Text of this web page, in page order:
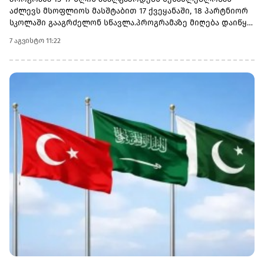
აძლევს მსოფლიოს მასშტაბით 17 ქვეყანაში, 18 პარტნიორ
სკოლაში გააგრძელონ სწავლა.პროგრამაზე მიღება დაიწყო
ეწვიეთ ვებგვერდს. ინფორმაციისთვის, გაერთიანებული
მსოფლიო სკოლები (UWC) წარმოადგენს საერთაშორისო
რომლის მიზანია, განათლება გამოიყენოს როგორც ძალა
გზით შეუწყოს ხელი მშვიდობიანი და მდგრადი მომავლის
შექმნას. UWC მსოფლიოს სხვადასხვა კონტინენტის 18
საერთაშორისო სკოლასა და კოლეჯს აერთიანებს.
პროგრამის ფარგლებში სწავლება მიმდინარეობს 17
სხვადასხვა ქვეყანაში, მათ შორის − კანადაში, აშშ-ში,
ჩინეთში, იაპონიაში, ტაილანდში, გერმანიასა და
იტალიაში.საქართველოს ბანკმა UWC Georgia-სთან
თანამშრომლობა 2025 წელს დაიწყო და უკვე გამოავლინა 2
სტიპენდიატი. საქართველოს ბანკის მხარდაჭერით,
ქართველ მოსწავლეებს აქვთ უნიკალური შესაძლებლობა,
დაეუფლონ საერთაშორისო ბაკალავრიატის (IB) პროგრამას
განხორციელებული საგანმანათლებლო პროგრამების
7 აგვისტო 11:22